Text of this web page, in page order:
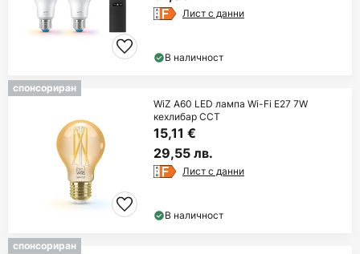
Лист с данни
В наличност
спонсориран
WiZ A60 LED лампа Wi-Fi E27 7W
кехлибар CCT
15,11 €
29,55 лв.
Лист с данни
В наличност
спонсориран